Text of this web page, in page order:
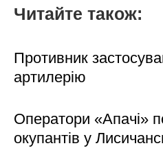
Читайте також:
Противник
артилерію
Оператори «Апачі»
окупантів у